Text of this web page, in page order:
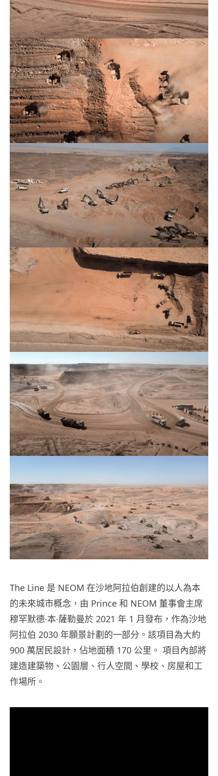
The Line 是 NEOM 在沙地阿拉伯創建的以人為本
的未來城市概念，由 Prince 和 NEOM 董事會主席
穆罕默德·本·薩勒曼於 2021 年 1 月發布，作為沙地
阿拉伯 2030 年願景計劃的一部分。該項目為大約
900 萬居民設計，佔地面積 170 公里。 項目內部將
建造建築物、公園層、行人空間、學校、房屋和工
作場所。